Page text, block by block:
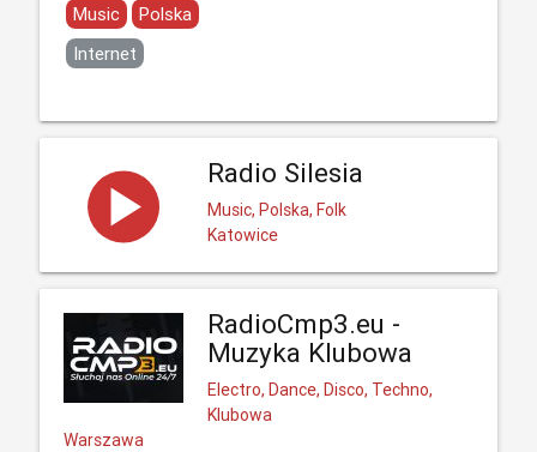
Music
Polska
Internet
Radio Silesia
Music, Polska, Folk
Katowice
RadioCmp3.eu -
Muzyka Klubowa
Electro, Dance, Disco, Techno,
Klubowa
Warszawa